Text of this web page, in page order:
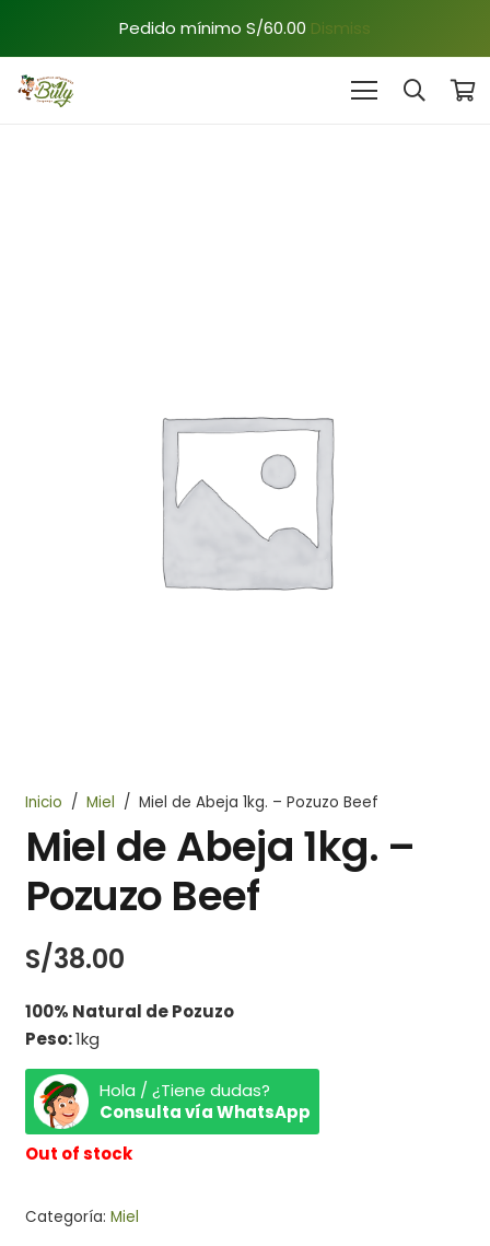
Inicio / Miel / Miel de Abeja 1kg. – Pozuzo Beef
Miel de Abeja 1kg. –
Pozuzo Beef
S/38.00
100% Natural de Pozuzo
Peso:1kg
Hola / ¿Tiene dudas?
Consulta vía WhatsApp
Out of stock
Categoría: Miel
Pedido mínimo S/60.00 Dismiss